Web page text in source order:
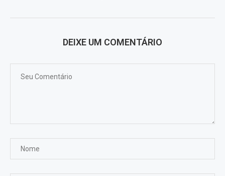
DEIXE UM COMENTÁRIO